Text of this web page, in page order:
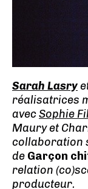
Sarah Lasry
réalisatrices
avecSophie
Maury et
collaboration
de Garçon
relation
producteur.